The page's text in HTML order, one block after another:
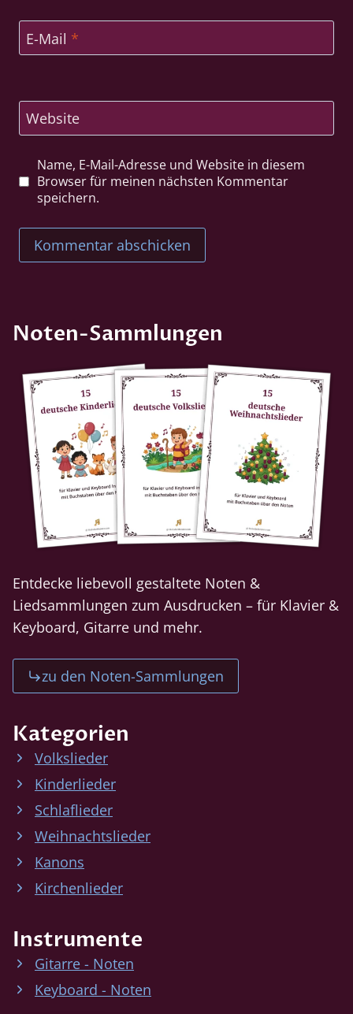
E-Mail *
Website
Name, E-Mail-Adresse und Website in diesem
Browser für meinen nächsten Kommentar
speichern.
Noten-Sammlungen
Entdecke liebevoll gestaltete Noten &
Liedsammlungen zum Ausdrucken – für Klavier &
Keyboard, Gitarre und mehr.
zu den Noten-Sammlungen
Kategorien
Volkslieder
Kinderlieder
Schlaflieder
Weihnachtslieder
Kanons
Kirchenlieder
Instrumente
Gitarre - Noten
Keyboard - Noten